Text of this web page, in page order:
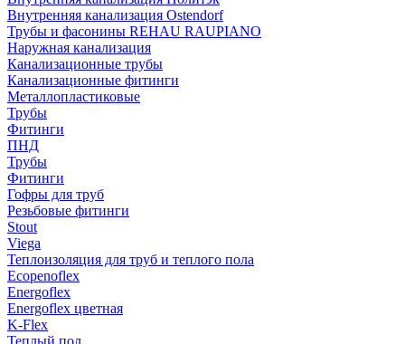
Внутренняя канализация Ostendorf
Трубы и фасонины REHAU RAUPIANO
Наружная канализация
Канализационные трубы
Канализационные фитинги
Металлопластиковые
Трубы
Фитинги
ПНД
Трубы
Фитинги
Гофры для труб
Резьбовые фитинги
Stout
Viega
Теплоизоляция для труб и теплого пола
Ecopenoflex
Energoflex
Energoflex цветная
K-Flex
Теплый пол